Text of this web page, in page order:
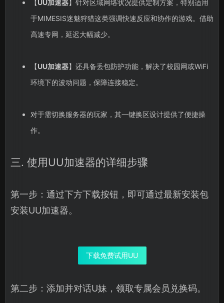
【UU加速器】针对区域网络状况提供定制方案，特别适用
于MIMESIS迷魅狩猎这类强调快速反应和协作的游戏。借助
高速专网，延迟大幅减少。
【UU加速器】还具备丢包防护功能，解决了校园网或WiFi
环境下的波动问题，保障连接稳定。
对于需切换服务器的玩家，其一键换区设计提供了便捷操
作。
三. 使用UU加速器的详细步骤
第一步：通过下方下载按钮，即可通过最新安装包
安装UU加速器。
下载免费试用UU
第二步：添加并对话U妹，领取专属会员兑换码。